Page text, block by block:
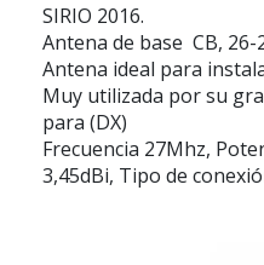
SIRIO 2016.
Antena de base CB, 26-
Antena ideal para
Muy utilizada por su
para (DX)
Frecuencia 27Mhz,
3,45dBi, Tipo de